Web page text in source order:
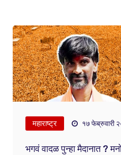
महाराष्ट्र १७ फेब्रुवारी
भगवं वादळ पुन्हा मैदानात ?